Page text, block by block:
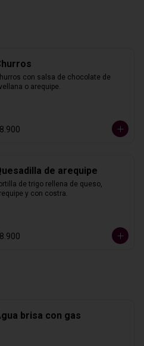
con salsa de chocolate de
o arequipe.
de arequipe
de trigo rellena de queso,
y con costra.
brisa con gas